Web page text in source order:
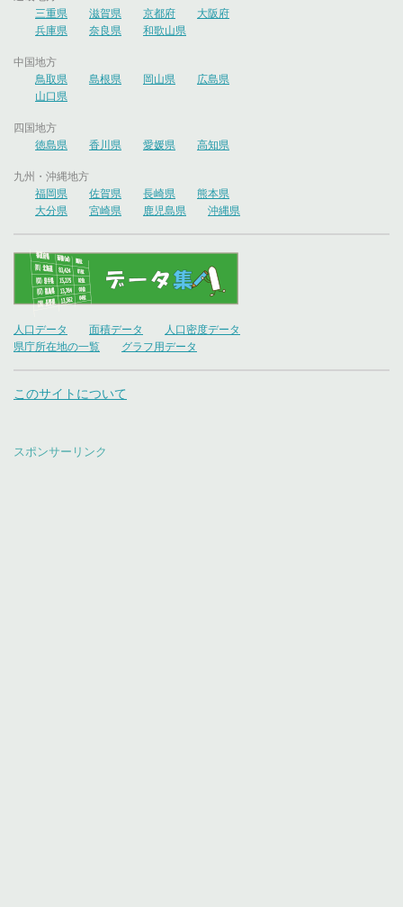
三重県
滋賀県 京都府
大阪府
兵庫県
奈良県 和歌山県
中国地方
鳥取県
島根県 岡山県
広島県
山口県
四国地方
徳島県
香川県 愛媛県 高知県
九州・沖縄地方
福岡県
佐賀県 長崎県
熊本県
大分県
宮崎県 鹿児島県 沖縄県
人口データ 面積データ
人口密度データ
県庁所在地の一覧
グラフ用データ
このサイトについて
スポンサーリンク